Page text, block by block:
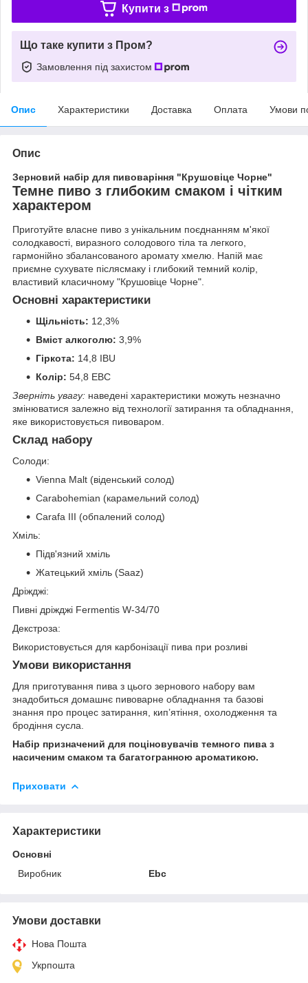
Купити з
Що таке купити з Пром?
Замовлення під захистом
Опис Характеристики Доставка Оплата Умови
Опис
Зерновий набір для пивоваріння "Крушовіце Чорне"
Темне пиво з глибоким смаком і чітким
характером
Приготуйте власне пиво з унікальним поєднанням м'якої
солодкавості, виразного солодового тіла та легкого,
гармонійно збалансованого аромату хмелю. Напій має
приємне сухувате післясмаку і глибокий темний колір,
властивий класичному "Крушовіце Чорне".
Основні характеристики
Щільність: 12,3%
Вміст алкоголю: 3,9%
Гіркота: 14,8 IBU
Колір: 54,8 EBC
Зверніть увагу: наведені характеристики можуть незначно
змінюватися залежно від технології затирання та обладнання,
яке використовується пивоваром.
Склад набору
Солоди:
Vienna Malt (віденський солод)
Carabohemian (карамельний солод)
Carafa III (обпалений солод)
Хміль:
Підв'язний хміль
Жатецький хміль (Saaz)
Дріжджі:
Пивні дріжджі Fermentis W-34/70
Декстроза:
Використовується для карбонізації пива при розливі
Умови використання
Для приготування пива з цього зернового набору вам
знадобиться домашнє пивоварне обладнання та базові
знання про процес затирання, кип’ятіння, охолодження та
бродіння сусла.
Набір призначений для поціновувачів темного пива з
насиченим смаком та багатогранною ароматикою.
Приховати
Характеристики
Основні
Виробник
Ebc
Умови доставки
Нова Пошта
Укрпошта